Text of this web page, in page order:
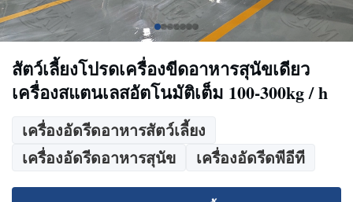
สัตว์เลี้ยงโปรดเครื่องขีดอาหารสุนัขเดียว
เครื่องสแตนเลสอัตโนมัติเต็ม 100-300kg / h
เครื่องอัดรีดอาหารสัตว์เลี้ยง
เครื่องอัดรีดอาหารสุนัข
เครื่องอัดรีดพีอีที